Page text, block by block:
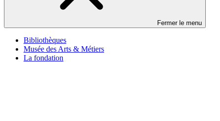
Fermer le menu
Bibliothèques
Musée des Arts & Métiers
La fondation